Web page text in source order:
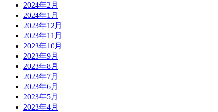
2024年2月
2024年1月
2023年12月
2023年11月
2023年10月
2023年9月
2023年8月
2023年7月
2023年6月
2023年5月
2023年4月